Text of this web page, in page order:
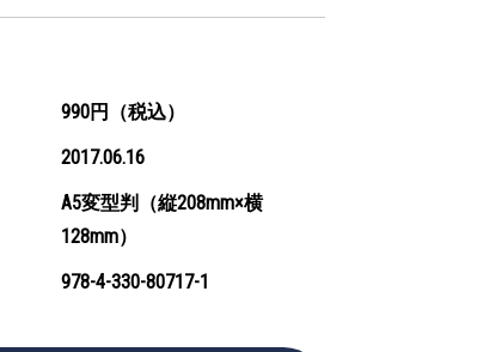
990円（税込）
2017.06.16
A5変型判（縦208mm×横
128mm）
978-4-330-80717-1